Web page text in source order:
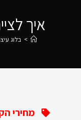
איך
> בלוג
מחירי